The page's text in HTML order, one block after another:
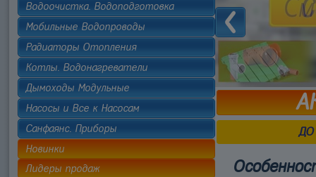
Водоочистка. Водоподготовка
Мобильные Водопроводы
Радиаторы Отопления
Котлы. Водонагреватели
Дымоходы Модульные
Насосы и Все к Насосам
Санфаянс. Приборы
Новинки
Лидеры продаж
ДО